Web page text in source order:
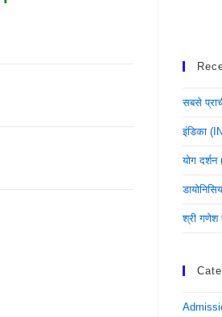
सबसे
इंडिका
योग
श्री गणेश